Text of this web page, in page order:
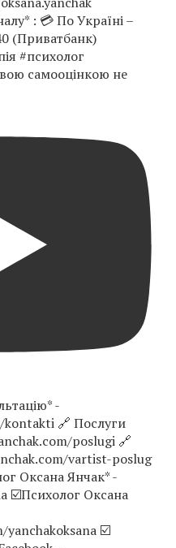
самооцінкою не